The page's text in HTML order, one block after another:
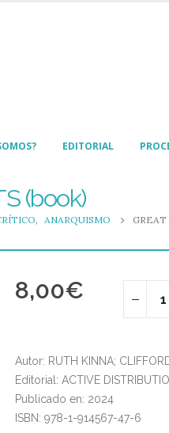
EDITORIAL
(book)
, ANARQUISMO GREAT
8,00€
Autor: RUTH KINNA;
Editorial: ACTIVE
Publicado en: 2024
ISBN: 978-1-914567-47-6